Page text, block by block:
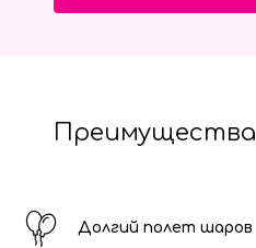
Преимущества
Долгий полет шаров